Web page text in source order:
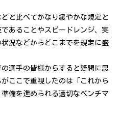
と比べてかなり緩やかな規定と
あることやスピードレンジ、実
況などからどこまでを規定に盛
選手の皆様からすると疑問に思
ここで重視したのは「これから
備を進められる適切なベンチマ